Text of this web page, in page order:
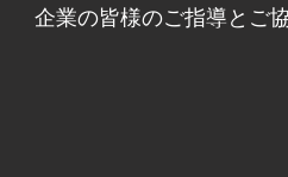
企業の皆様のご指導とご